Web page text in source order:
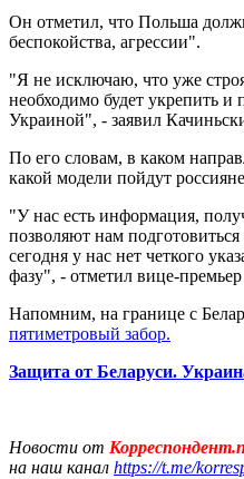
Он отметил, что Польша
беспокойства, агрессии".
"Я не исключаю, что уже
необходимо будет укрепить и
Украиной", - заявил
По его словам, в каком
какой модели пойдут
"У нас есть информация,
позволяют нам
сегодня у нас нет четкого
фазу", - отметил вице-
Напомним, на границе с
пятиметровый забор.
Защита от Беларуси.
Новости от
на наш канал https://t.me/